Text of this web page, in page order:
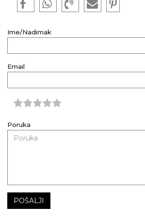
Ime/Nadimak
Email
Poruka
POŠALJI